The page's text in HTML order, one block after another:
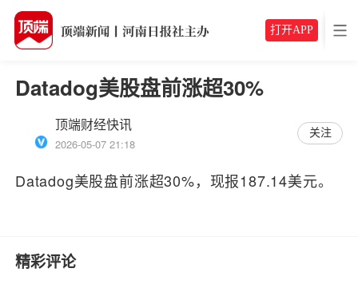
打开APP
Datadog美股盘前涨超30%
顶端财经快讯
2026-05-07 21:18
关注
Datadog美股盘前涨超30%，现报187.14美元。
精彩评论